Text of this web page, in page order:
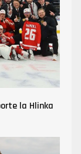
la Hlinka